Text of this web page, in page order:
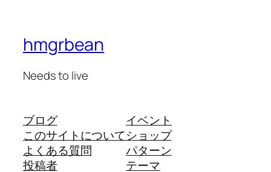
hmgrbean
Needs to live
ブログ
このサイトについて
よくある質問
投稿者
イベント
ショップ
パターン
テーマ